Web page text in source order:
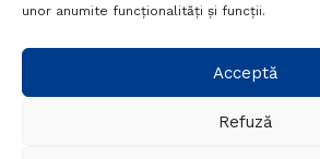
unor anumite funcționalități și funcții.
Acceptă
Refuză
Politica cookies
Setări GDPR
+40 788 760